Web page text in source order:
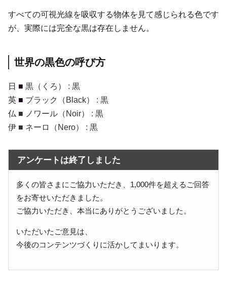
すべての可視光線を吸収する物体を見て感じられる色です
が、実際には完全な黒は存在しません。
世界の黒色の呼び方
日 ■ 黒（くろ） : 黒
英 ■ ブラック（Black） : 黒
仏 ■ ノワール（Noir） : 黒
伊 ■ ネーロ（Nero） : 黒
アンケートは終了しました
多くの皆さまにご協力いただき、1,000件を超えるご回答
をお寄せいただきました。
ご協力いただき、本当にありがとうございました。
いただいたご意見は、
今後のコンテンツづくりに活かしてまいります。